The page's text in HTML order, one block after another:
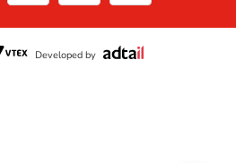
Developed by